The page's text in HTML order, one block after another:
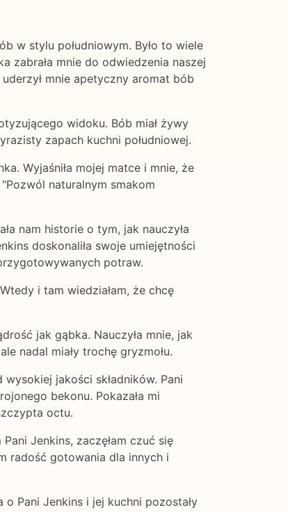
w stylu południowym. Było to wiele
zabrała mnie do odwiedzenia naszej
mnie apetyczny aromat bób
widoku. Bób miał żywy
zapach kuchni południowej.
Wyjaśniła mojej matce i mnie, że
naturalnym smakom
nam historie o tym, jak nauczyła
doskonaliła swoje umiejętności
potraw.
i tam wiedziałam, że chcę
jak gąbka. Nauczyła mnie, jak
nadal miały trochę gryzmołu.
jakości składników. Pani
bekonu. Pokazała mi
octu.
Jenkins, zaczęłam czuć się
radość gotowania dla innych i
o Pani Jenkins i jej kuchni pozostały